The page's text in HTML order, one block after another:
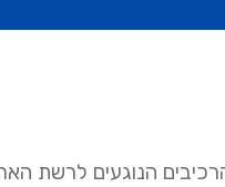
הנוגעים לרשת